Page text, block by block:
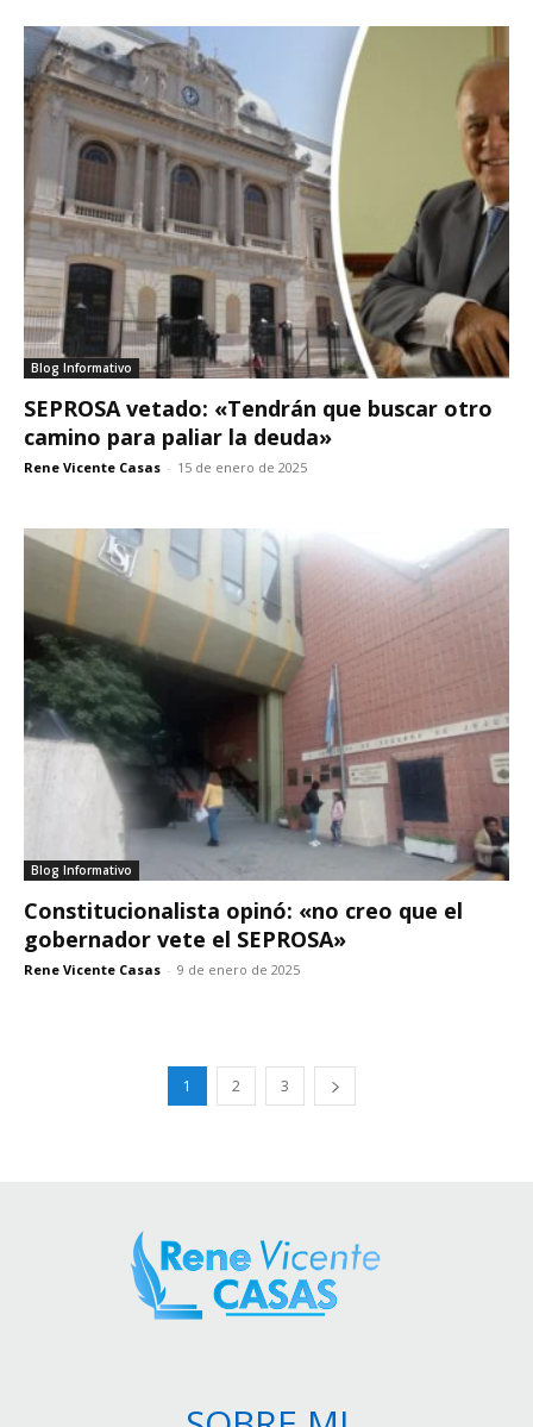
Blog Informativo
SEPROSA vetado: «Tendrán que buscar otro
camino para paliar la deuda»
Rene Vicente Casas - 15 de enero de 2025
Blog Informativo
Constitucionalista opinó: «no creo que el
gobernador vete el SEPROSA»
Rene Vicente Casas - 9 de enero de 2025
1 2 3